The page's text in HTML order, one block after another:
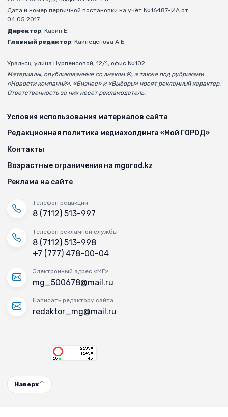
Дата и номер первичной постановки на учёт №16487-ИА от
04.05.2017.
Директор: Карин Е.
Главный редактор: Кайнеденова А.Б.
Уральск, улица Нурпеисовой, 12/1, офис №102.
Материалы, опубликованные со знаком ®, а также под рубриками
«Новости компаний», «Бизнес» и «Выборы» носят рекламный характер.
Ответственность за них несёт рекламодатель.
Условия использования материалов сайта
Редакционная политика медиахолдинга «Мой ГОРОД»
Контакты
Возрастные ограничения на mgorod.kz
Реклама на сайте
Телефон редакции
8 (7112) 513-997
Телефон рекламной службы
8 (7112) 513-998
+7 (777) 478-00-04
Электронный адрес «МГ»
mg_500678@mail.ru
Написать редактору сайта
redaktor_mg@mail.ru
Наверх